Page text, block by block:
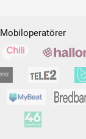
Mobiloperatörer